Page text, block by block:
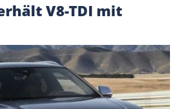
V8-TDI mit